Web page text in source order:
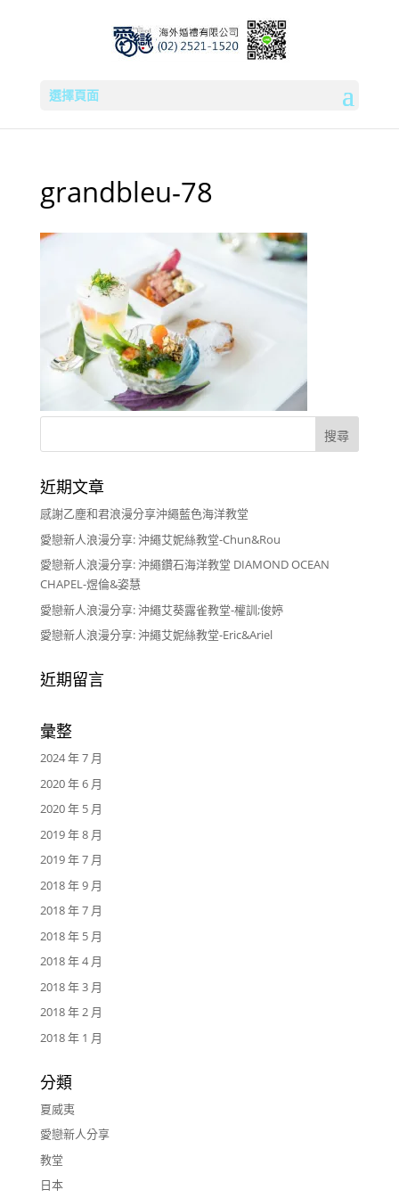
選擇頁面
grandbleu-78
近期文章
感謝乙塵和君浪漫分享沖繩藍色海洋教堂
愛戀新人浪漫分享: 沖繩艾妮絲教堂-Chun&Rou
愛戀新人浪漫分享: 沖繩鑽石海洋教堂 DIAMOND OCEAN
CHAPEL-煜倫&姿慧
愛戀新人浪漫分享: 沖繩艾葵露雀教堂-權訓;俊婷
愛戀新人浪漫分享: 沖繩艾妮絲教堂-Eric&Ariel
近期留言
彙整
2024 年 7 月
2020 年 6 月
2020 年 5 月
2019 年 8 月
2019 年 7 月
2018 年 9 月
2018 年 7 月
2018 年 5 月
2018 年 4 月
2018 年 3 月
2018 年 2 月
2018 年 1 月
分類
夏威夷
愛戀新人分享
教堂
日本